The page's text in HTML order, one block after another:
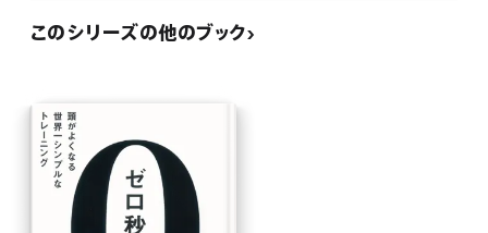
このシリーズの他のブック